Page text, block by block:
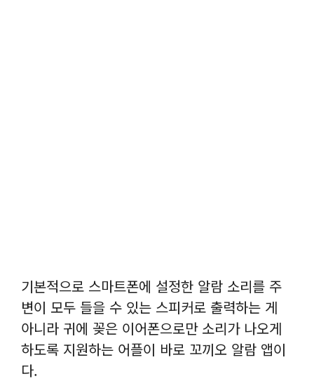
기본적으로 스마트폰에 설정한 알람 소리를 주
변이 모두 들을 수 있는 스피커로 출력하는 게
아니라 귀에 꽂은 이어폰으로만 소리가 나오게
하도록 지원하는 어플이 바로 꼬끼오 알람 앱이
다.